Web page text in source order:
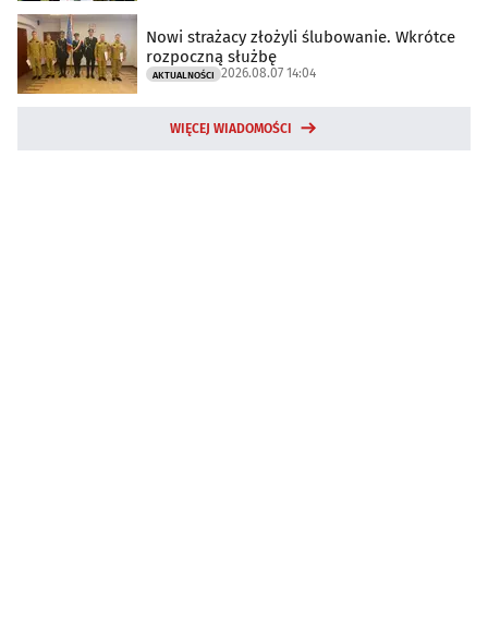
Nowi strażacy złożyli ślubowanie. Wkrótce
rozpoczną służbę
AKTUALNOŚCI 2026.08.07 14:04
WIĘCEJ WIADOMOŚCI